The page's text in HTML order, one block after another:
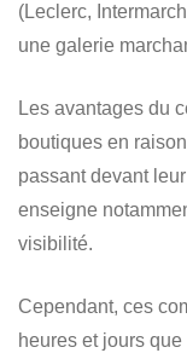
(Leclerc,
une galerie
Les avantages du
boutiques en
passant devant
enseigne
visibilité.
Cependant, ces
heures et jours